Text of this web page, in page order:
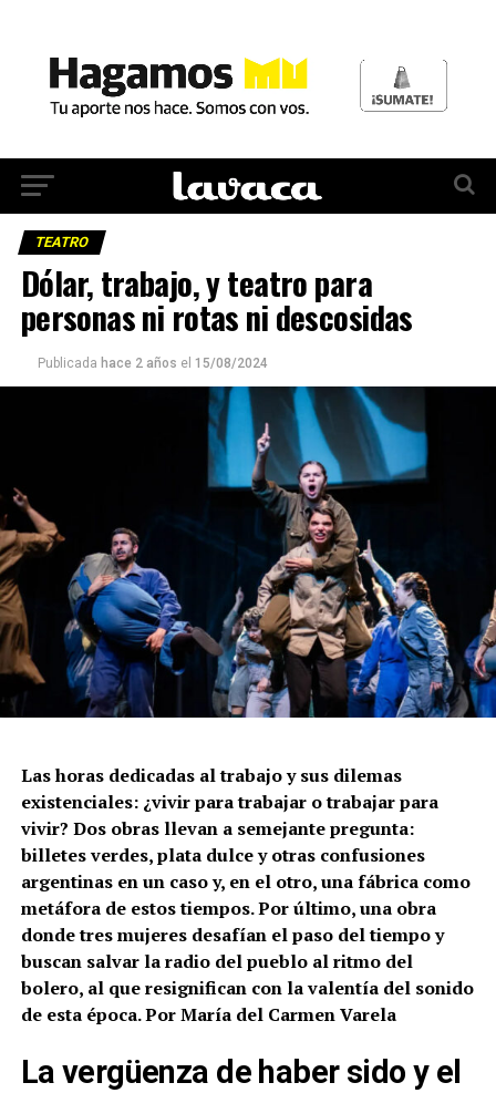
TEATRO
Dólar, trabajo, y teatro para
personas ni rotas ni descosidas
Publicada hace 2 años el 15/08/2024
Las horas dedicadas al trabajo y sus dilemas
existenciales: ¿vivir para trabajar o trabajar para
vivir? Dos obras llevan a semejante pregunta:
billetes verdes, plata dulce y otras confusiones
argentinas en un caso y, en el otro, una fábrica como
metáfora de estos tiempos. Por último, una obra
donde tres mujeres desafían el paso del tiempo y
buscan salvar la radio del pueblo al ritmo del
bolero, al que resignifican con la valentía del sonido
de esta época. Por María del Carmen Varela
La vergüenza de haber sido y el